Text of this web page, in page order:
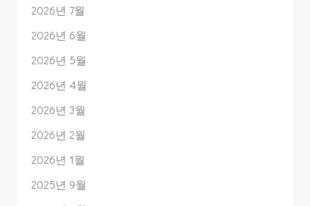
2026년 7월
2026년 6월
2026년 5월
2026년 4월
2026년 3월
2026년 2월
2026년 1월
2025년 9월